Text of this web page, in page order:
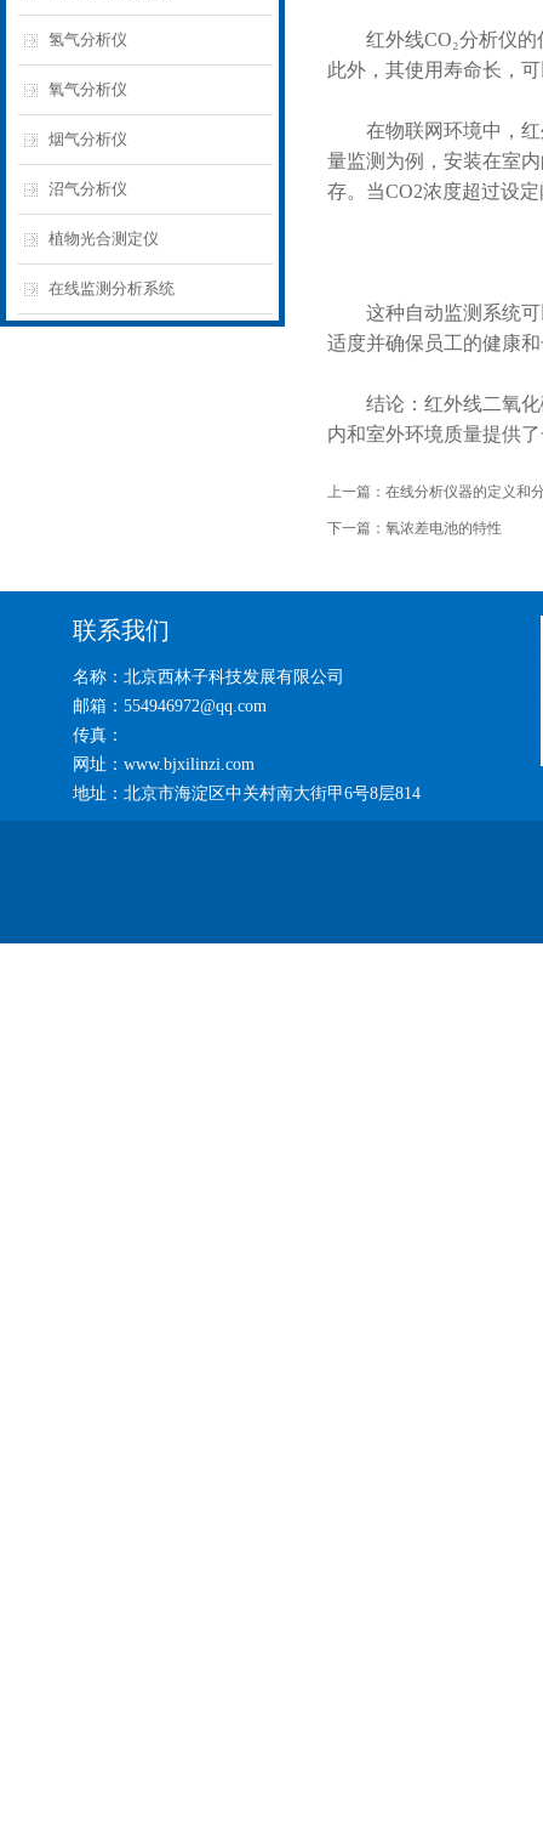
氢气分析仪
氧气分析仪
烟气分析仪
沼气分析仪
植物光合测定仪
在线监测分析系统
红外线CO₂分析仪的
此外，其使用寿命长，
在物联网环境中，红
量监测为例，安装在室
存。当CO2浓度超过设
这种自动监测系统可
适度并确保员工的健康
结论：红外线二氧化
内和室外环境质量提供
上一篇： 在线分析仪器的定义和
下一篇： 氧浓差电池的特性
联系我们
名称：北京西林子科技发展有限公司
邮箱：554946972@qq.com
传真：
网址：www.bjxilinzi.com
地址：北京市海淀区中关村南大街甲6号8层814